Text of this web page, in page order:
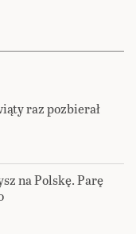
raz pozbierał
na Polskę. Parę